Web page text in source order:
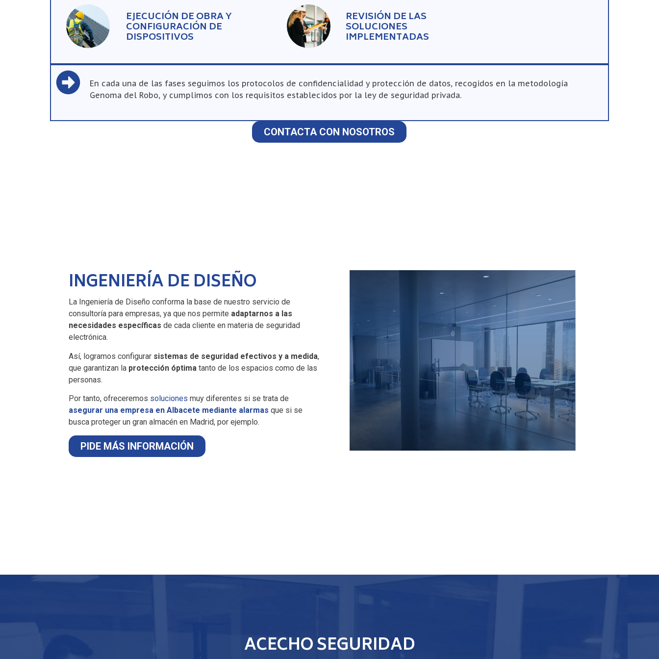
EJECUCIÓN DE OBRA Y
CONFIGURACIÓN DE
DISPOSITIVOS
REVISIÓN DE LAS
SOLUCIONES
IMPLEMENTADAS
En cada una de las fases seguimos los protocolos de confidencialidad y protección de datos, recogidos en la metodología
Genoma del Robo, y cumplimos con los requisitos establecidos por la ley de seguridad privada.
CONTACTA CON NOSOTROS
INGENIERÍA DE DISEÑO
La Ingeniería de Diseño conforma la base de nuestro servicio de
consultoría para empresas, ya que nos permite adaptarnos a las
necesidades específicas de cada cliente en materia de seguridad
electrónica.
Así, logramos configurar sistemas de seguridad efectivos y a medida,
que garantizan la protección óptima tanto de los espacios como de las
personas.
Por tanto, ofreceremos soluciones muy diferentes si se trata de
asegurar una empresa en Albacete mediante alarmas que si se
busca proteger un gran almacén en Madrid, por ejemplo.
PIDE MÁS INFORMACIÓN
ACECHO SEGURIDAD